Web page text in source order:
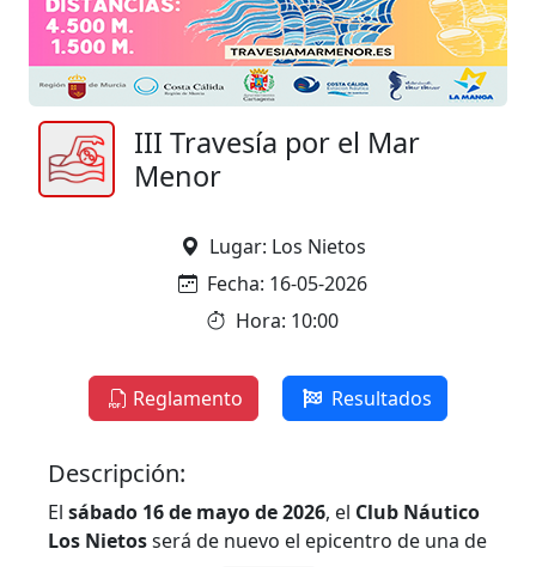
III Travesía por el Mar
Menor
Lugar: Los Nietos
Fecha: 16-05-2026
Hora: 10:00
Reglamento Resultados
Descripción:
El sábado 16 de mayo de 2026, el Club Náutico
Los Nietosserá de nuevo el epicentro de una de